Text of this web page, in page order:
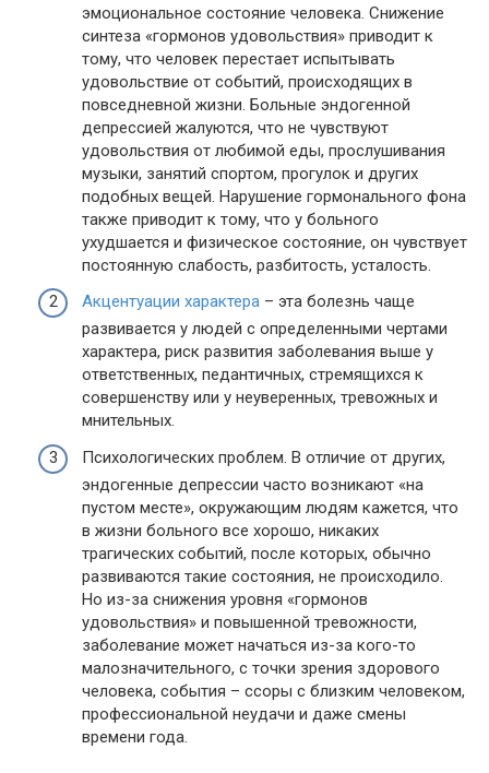
эмоциональное состояние человека. Снижение
синтеза «гормонов удовольствия» приводит к
тому, что человек перестает испытывать
удовольствие от событий, происходящих в
повседневной жизни. Больные эндогенной
депрессией жалуются, что не чувствуют
удовольствия от любимой еды, прослушивания
музыки, занятий спортом, прогулок и других
подобных вещей. Нарушение гормонального фона
также приводит к тому, что у больного
ухудшается и физическое состояние, он чувствует
постоянную слабость, разбитость, усталость.
Акцентуации характера – эта болезнь чаще
развивается у людей с определенными чертами
характера, риск развития заболевания выше у
ответственных, педантичных, стремящихся к
совершенству или у неуверенных, тревожных и
мнительных.
Психологических проблем. В отличие от других,
эндогенные депрессии часто возникают «на
пустом месте», окружающим людям кажется, что
в жизни больного все хорошо, никаких
трагических событий, после которых, обычно
развиваются такие состояния, не происходило.
Но из-за снижения уровня «гормонов
удовольствия» и повышенной тревожности,
заболевание может начаться из-за кого-то
малозначительного, с точки зрения здорового
человека, события – ссоры с близким человеком,
профессиональной неудачи и даже смены
времени года.